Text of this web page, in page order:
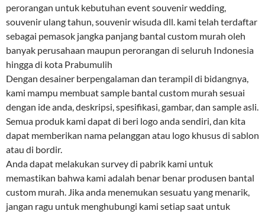
perorangan untuk kebutuhan event souvenir wedding,
souvenir ulang tahun, souvenir wisuda dll. kami telah terdaftar
sebagai pemasok jangka panjang bantal custom murah oleh
banyak perusahaan maupun perorangan di seluruh Indonesia
hingga di kota Prabumulih
Dengan desainer berpengalaman dan terampil di bidangnya,
kami mampu membuat sample bantal custom murah sesuai
dengan ide anda, deskripsi, spesifikasi, gambar, dan sample asli.
Semua produk kami dapat di beri logo anda sendiri, dan kita
dapat memberikan nama pelanggan atau logo khusus di sablon
atau di bordir.
Anda dapat melakukan survey di pabrik kami untuk
memastikan bahwa kami adalah benar benar produsen bantal
custom murah. Jika anda menemukan sesuatu yang menarik,
jangan ragu untuk menghubungi kami setiap saat untuk